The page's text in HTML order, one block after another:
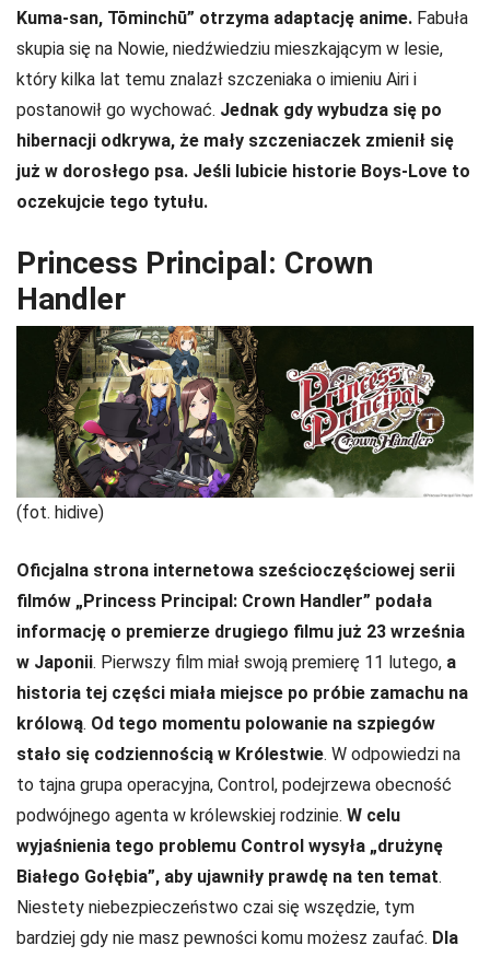
Kuma-san, Tōminchū” otrzyma adaptację anime. Fabuła
skupia się na Nowie, niedźwiedziu mieszkającym w lesie,
który kilka lat temu znalazł szczeniaka o imieniu Airi i
postanowił go wychować. Jednak gdy wybudza się po
hibernacji odkrywa, że mały szczeniaczek zmienił się
już w dorosłego psa. Jeśli lubicie historie Boys-Love to
oczekujcie tego tytułu.
Princess Principal: Crown
Handler
(fot. hidive)
Oficjalna strona internetowa sześcioczęściowej serii
filmów „Princess Principal: Crown Handler” podała
informację o premierze drugiego filmu już 23 września
w Japonii. Pierwszy film miał swoją premierę 11 lutego, a
historia tej części miała miejsce po próbie zamachu na
królową. Od tego momentu polowanie na szpiegów
stało się codziennością w Królestwie. W odpowiedzi na
to tajna grupa operacyjna, Control, podejrzewa obecność
podwójnego agenta w królewskiej rodzinie. W celu
wyjaśnienia tego problemu Control wysyła „drużynę
Białego Gołębia”, aby ujawniły prawdę na ten temat.
Niestety niebezpieczeństwo czai się wszędzie, tym
bardziej gdy nie masz pewności komu możesz zaufać. Dla